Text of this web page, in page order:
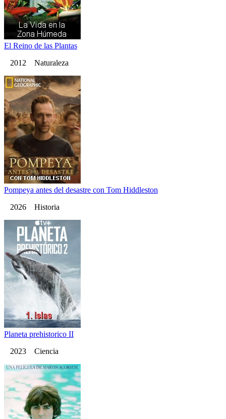
El Reino de las Plantas
2012 Naturaleza
Pompeya antes del desastre con Tom Hiddleston
2026 Historia
Planeta prehistorico II
2023 Ciencia